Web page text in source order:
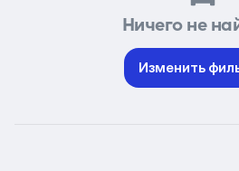
Ничего не
Изменить